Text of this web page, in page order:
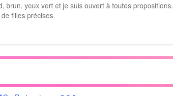
brun, yeux vert et je suis ouvert à toutes propositions.
filles précises.